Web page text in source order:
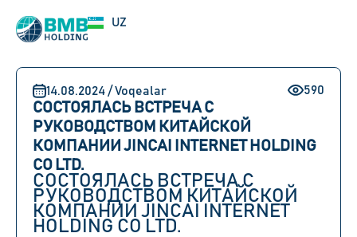
UZ
RU
14.08.2024 / Voqealar 590
СОСТОЯЛАСЬ ВСТРЕЧА С
РУКОВОДСТВОМ КИТАЙСКОЙ
КОМПАНИИ JINCAI INTERNET HOLDING
CO LTD.
СОСТОЯЛАСЬ ВСТРЕЧА С
РУКОВОДСТВОМ КИТАЙСКОЙ
КОМПАНИИ JINCAI INTERNET
HOLDING CO LTD.